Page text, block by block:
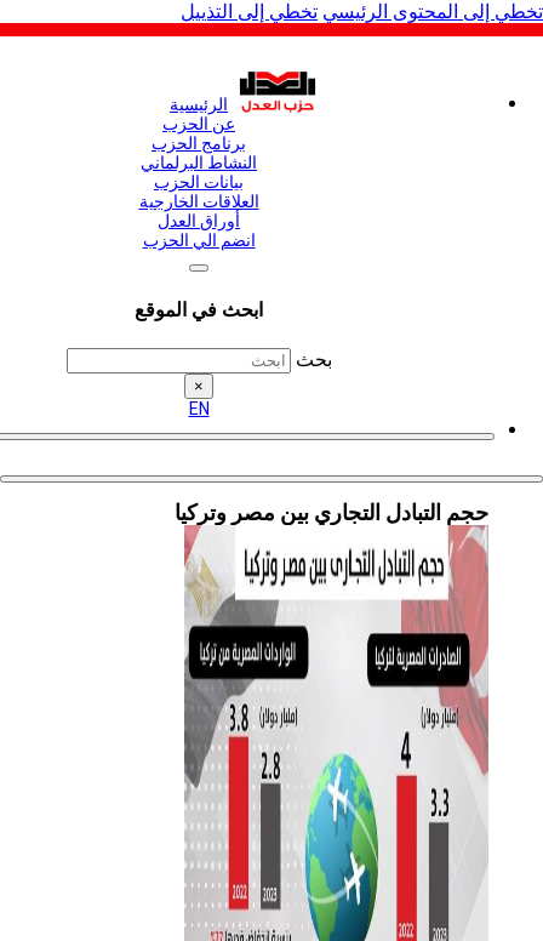
المحتوى الرئيسي تخطي إلى التذييل
الرئيسية
عن الحزب
برنامج الحزب
النشاط البرلماني
بيانات الحزب
العلاقات الخارجية
أوراق العدل
انضم الي الحزب
ابحث في الموقع
حجم التبادل التجاري بين مصر وتركيا